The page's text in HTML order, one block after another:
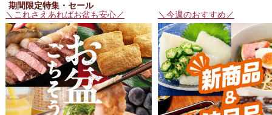
期間限定特集・セール
＼これさえあればお盆も安心／ ＼今週のおすすめ／